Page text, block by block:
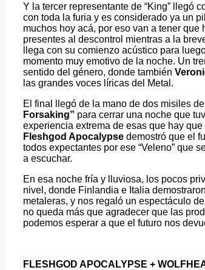
Y la tercer representante de “King” llegó
con toda la furia y es considerado ya un
muchos hoy acá, por eso van a tener
presentes al descontrol mientras a la
llega con su comienzo acústico para
momento muy emotivo de la noche. Un
sentido del género, donde también Vero
las grandes voces líricas del Metal.
El final llegó de la mano de dos misiles
Forsaking” para cerrar una noche que
experiencia extrema de esas que hay
Fleshgod Apocalypse demostró que el
todos expectantes por ese “Veleno” que
a escuchar.
En esa noche fría y lluviosa, los pocos
nivel, donde Finlandia e Italia
metaleras, y nos regaló un espectáculo
no queda más que agradecer que las
podemos esperar a que el futuro nos
FLESHGOD APOCALYPSE +